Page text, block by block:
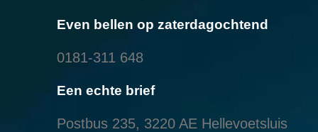
Even bellen op zaterdagochtend
0181-311 648
Een echte brief
Postbus 235, 3220 AE Hellevoetsluis